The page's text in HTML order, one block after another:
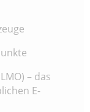
– das
E-